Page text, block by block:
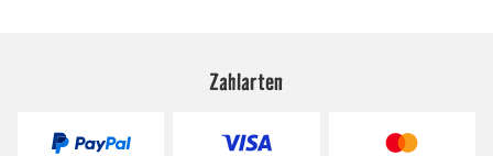
Zahlarten